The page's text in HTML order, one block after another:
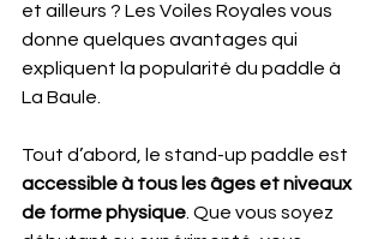
et ailleurs ? Les Voiles Royales vous
donne quelques avantages qui
expliquent la popularité du paddle à
La Baule.
Tout d’abord, le stand-up paddle est
accessible à tous les âges et niveaux
de forme physique. Que vous soyez